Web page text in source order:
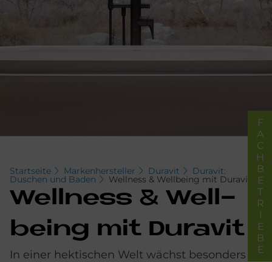
Startseite Markenhersteller Duravit Duravit:
Duschen und Baden Well­ness & Well­being mit Du­ra­vit
Well­ness & Well­
being mit Du­ra­vit
In einer hektischen Welt wächst besonders inFACHBETRIEBE